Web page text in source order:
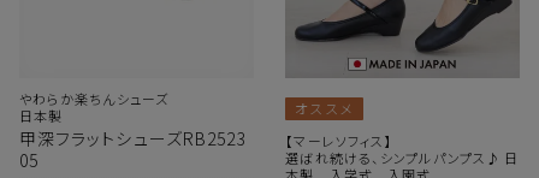
やわらか楽ちんシューズ
日本製
甲深フラットシューズRB2523
05
オススメ
【マーレソフィス】
選ばれ続ける、シンプルパンプス♪ 日